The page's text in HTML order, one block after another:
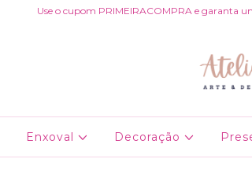
Use o cupom PRIMEIRACOMPRA e garanta
Enxoval Decoração